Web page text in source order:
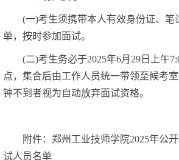
(一)考生须携带本人有效身份证、笔
单，按时参加面试。
(二)考生务必于2025年6月29日上午
点，集合后由工作人员统一带领至候考
钟不到者视为自动放弃面试资格。
附件：郑州工业技师学院2025年公
试人员名单